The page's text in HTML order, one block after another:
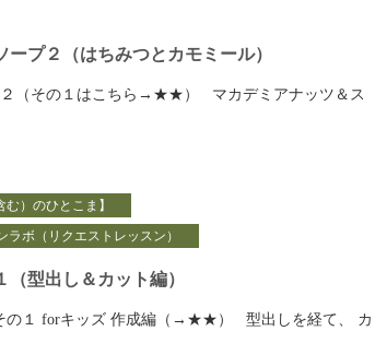
プ２（はちみつとカモミール）
２（その１はこちら→★★） マカデミアナッツ＆ス
む）のひとこま】
ラボ（リクエストレッスン）
型出し＆カット編）
の１ forキッズ 作成編（→★★） 型出しを経て、 カ